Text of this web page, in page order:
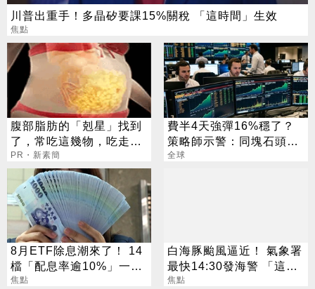
川普出重手！多晶矽要課15%關稅 「這時間」生效
焦點
腹部脂肪的「剋星」找到
了，常吃這幾物，吃走大
肚囊，瘦出小蠻腰
PR・新素簡
費半4天強彈16%穩了？
策略師示警：同塊石頭不
會絆2次
全球
8月ETF除息潮來了！ 14
檔「配息率逾10%」一次
看
焦點
白海豚颱風逼近！ 氣象署
最快14:30發海警 「這
天」風雨最猛烈
焦點